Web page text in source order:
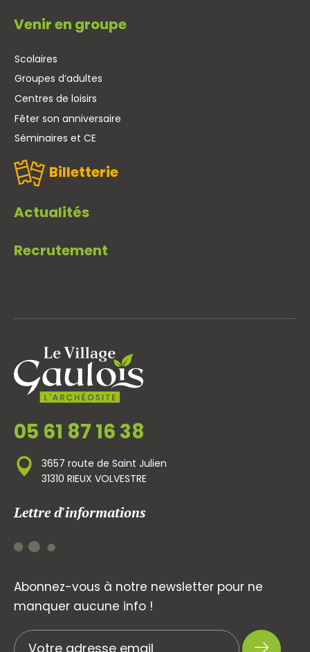
Venir en groupe
Scolaires
Groupes d’adultes
Centres de loisirs
Fêter son anniversaire
Séminaires et CE
Billetterie
Actualités
Recrutement
05 61 87 16 38
3657 route de Saint Julien
31310 RIEUX VOLVESTRE
Lettre d'informations
Abonnez-vous à notre newsletter pour ne
manquer aucune info !